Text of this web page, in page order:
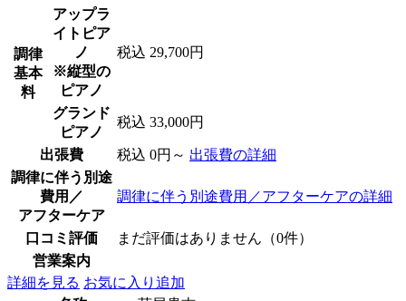
調律
基本
料
アップラ
イトピア
ノ
※縦型の
ピアノ
税込 29,700円
グランド
ピアノ
税込 33,000円
出張費 税込 0円～ 出張費の詳細
調律に伴う別途
費用／
アフターケア
調律に伴う別途費用／アフターケアの詳細
口コミ評価
まだ評価はありません（0件）
営業案内
詳細を見る お気に入り追加